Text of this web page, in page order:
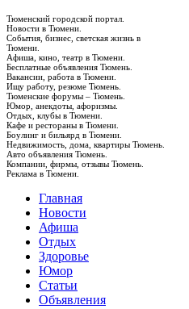
Тюменский городской портал.
Новости в Тюмени.
События, бизнес, светская жизнь в
Тюмени.
Афиша, кино, театр в Тюмени.
Бесплатные объявления Тюмень.
Вакансии, работа в Тюмени.
Ищу работу, резюме Тюмень.
Тюменские форумы – Тюмень.
Юмор, анекдоты, афоризмы.
Отдых, клубы в Тюмени.
Кафе и рестораны в Тюмени.
Боулинг и бильярд в Тюмени.
Недвижимость, дома, квартиры Тюмень.
Авто объявления Тюмень.
Компании, фирмы, отзывы Тюмень.
Реклама в Тюмени.
Главная
Новости
Афиша
Отдых
Здоровье
Юмор
Статьи
Объявления